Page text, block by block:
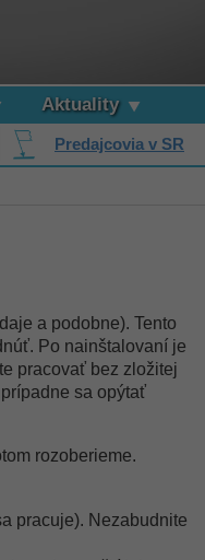
Aktuality
Predajcovia v SR
a podobne). Tento
Po nainštalovaní je
pracovať bez zložitej
sa opýtať
rozoberieme.
pracuje). Nezabudnite